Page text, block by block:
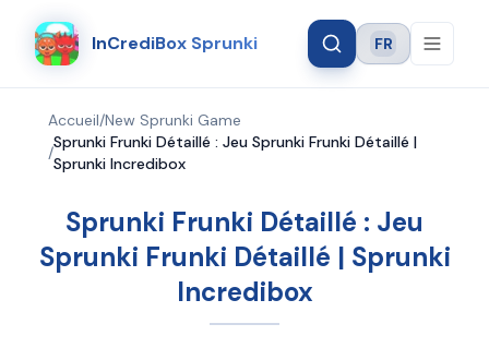
InCrediBox Sprunki Language
FR
Accueil/New Sprunki Game
/
Sprunki Frunki Détaillé : Jeu Sprunki Frunki Détaillé |
Sprunki Incredibox
Sprunki Frunki Détaillé : Jeu
Sprunki Frunki Détaillé | Sprunki
Incredibox